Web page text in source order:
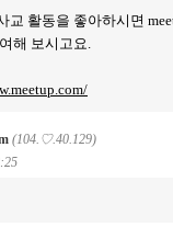
교 활동을 좋아하시면
해 보시고요.
(104.♡.40.129)